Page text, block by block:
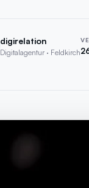
digirelation
Digitalagentur · Feldkirch